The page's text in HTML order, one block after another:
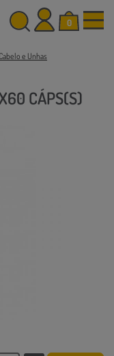
0
Cabelo e Unhas
CÁPS(S)